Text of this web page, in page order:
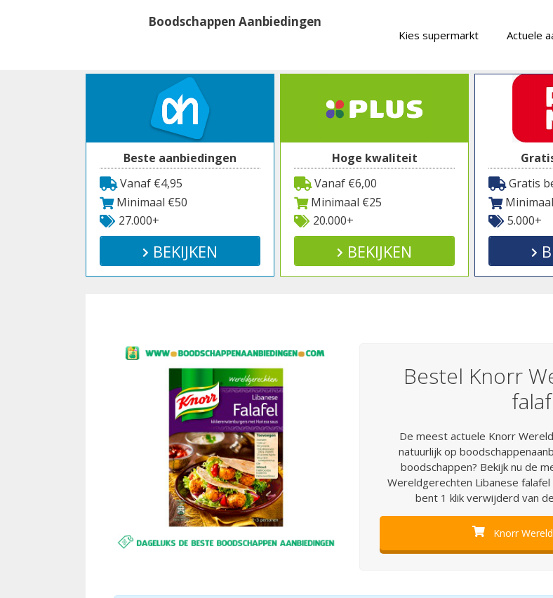
Boodschappen Aanbiedingen
Kies supermarkt Actuele
Beste aanbiedingen
Vanaf €4,95
Minimaal €50
27.000+
BEKIJKEN
Hoge kwaliteit
Vanaf €6,00
Minimaal €25
20.000+
BEKIJKEN
Gratis
5.000+
Bestel Knorr
De meest actuele Knorr
natuurlijk op
boodschappen? Bekijk nu de
Wereldgerechten Libanese
bent 1 klik verwijderd van
Knorr